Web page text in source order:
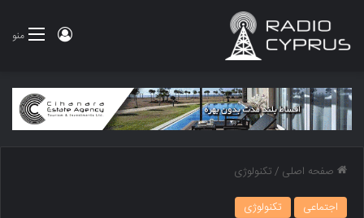
منو ورود
صفحه اصلی /تکنولوژی
اجتماعی
تکنولوژی